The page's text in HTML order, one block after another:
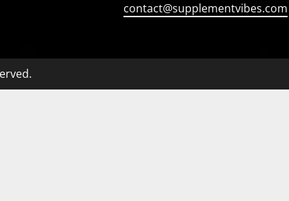
contact@supplementvibes.com